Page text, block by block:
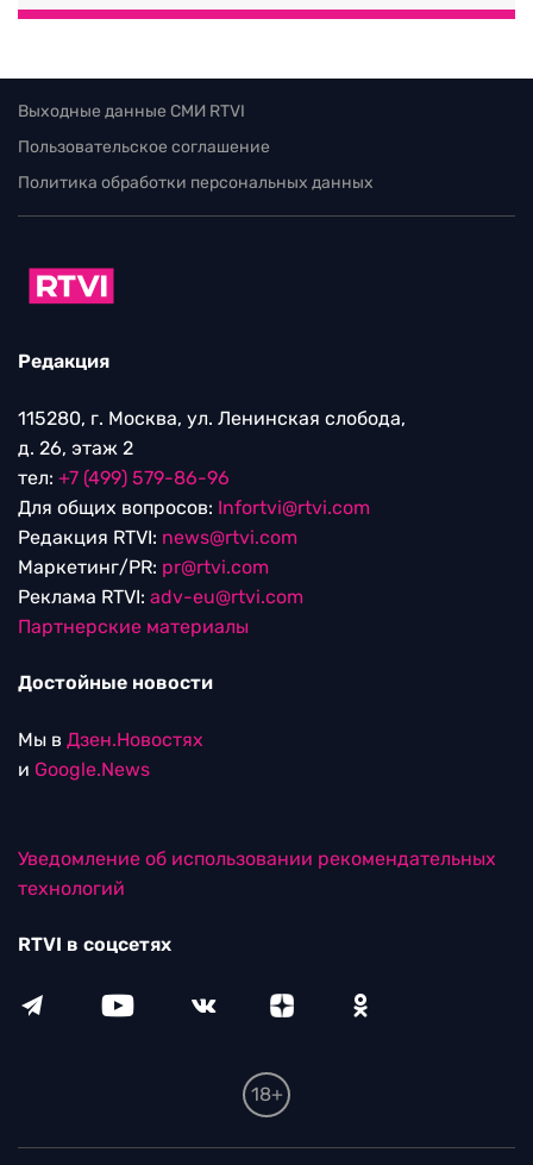
Выходные данные СМИ RTVI
Пользовательское соглашение
Политика обработки персональных данных
Редакция
115280, г. Москва, ул. Ленинская слобода,
д. 26, этаж 2
тел: +7 (499) 579-86-96
Для общих вопросов: Infortvi@rtvi.com
Редакция RTVI: news@rtvi.com
Маркетинг/PR: pr@rtvi.com
Реклама RTVI: adv-eu@rtvi.com
Партнерские материалы
Достойные новости
Мы в Дзен.Новостях
и Google.News
Уведомление об использовании рекомендательных
технологий
RTVI в соцсетях
18+